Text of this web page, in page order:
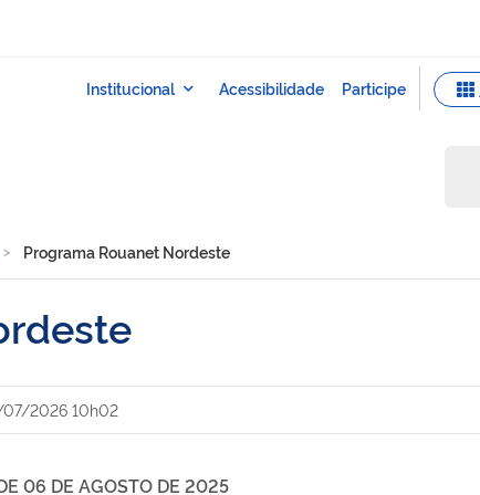
Programa Rouanet Nordeste
2026 10h02
06 DE AGOSTO DE 2025